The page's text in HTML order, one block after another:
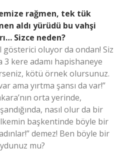
rağmen, tek tük
aldı yürüdü bu vahşi
Sizce neden?
oluyor da ondan! Siz
3 kere adamı hapishaneye
kötü örnek olursunuz.
ama yırtma şansı da var!”
orta yerinde,
nasıl olur da bir
başkentinde böyle bir
demez! Ben böyle bir
mu?